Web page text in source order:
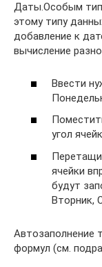
Даты.Особым
этому типу
добавление к
вычисление
Ввести
угол
ячейки
будут
Вторник,
Автозаполнение
формул (см.